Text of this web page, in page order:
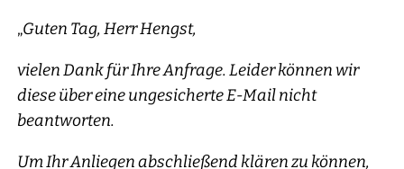
„Guten Tag, Herr Hengst,
vielen Dank für Ihre Anfrage. Leider können wir
diese über eine ungesicherte E-Mail nicht
beantworten.
Um Ihr Anliegen abschließend klären zu können,